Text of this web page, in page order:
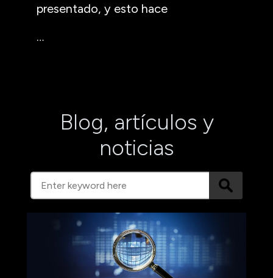
presentado, y esto hace
…
Blog, artículos y
noticias